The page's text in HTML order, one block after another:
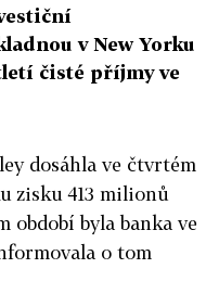
v New Yorku
čisté příjmy ve
dosáhla ve čtvrtém
zisku 413 milionů
období byla banka ve
o tom